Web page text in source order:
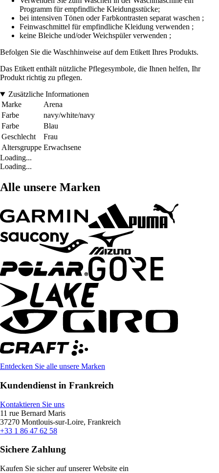
Programm für empfindliche Kleidungsstücke;
bei intensiven Tönen oder Farbkontrasten separat waschen ;
Feinwaschmittel für empfindliche Kleidung verwenden ;
keine Bleiche und/oder Weichspüler verwenden ;
Befolgen Sie die Waschhinweise auf dem Etikett Ihres Produkts.
Das Etikett enthält nützliche Pflegesymbole, die Ihnen helfen, Ihr
Produkt richtig zu pflegen.
Zusätzliche Informationen
Marke
Arena
Farbe
navy/white/navy
Farbe
Blau
Geschlecht
Frau
Altersgruppe Erwachsene
Loading...
Loading...
Alle unsere Marken
Entdecken Sie alle unsere Marken
Kundendienst in Frankreich
Kontaktieren Sie uns
11 rue Bernard Maris
37270 Montlouis-sur-Loire, Frankreich
+33 1 86 47 62 58
Sichere Zahlung
Kaufen Sie sicher auf unserer Website ein